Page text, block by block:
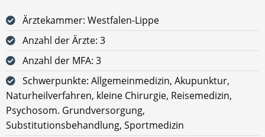
Ärztekammer: Westfalen-Lippe
Anzahl der Ärzte: 3
Anzahl der MFA: 3
Schwerpunkte: Allgemeinmedizin, Akupunktur,
Naturheilverfahren, kleine Chirurgie, Reisemedizin,
Psychosom. Grundversorgung,
Substitutionsbehandlung, Sportmedizin